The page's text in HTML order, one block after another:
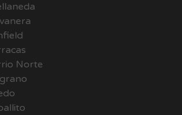
Norte